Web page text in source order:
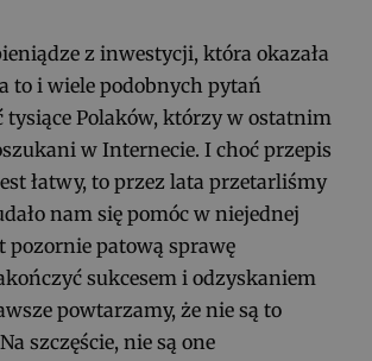
z inwestycji, która okazała
to i wiele podobnych pytań
tysiące Polaków, którzy w ostatnim
w Internecie. I choć przepis
łatwy, to przez lata przetarliśmy
nam się pomóc w niejednej
pozornie patową sprawę
sukcesem i odzyskaniem
powtarzamy, że nie są to
szczęście, nie są one